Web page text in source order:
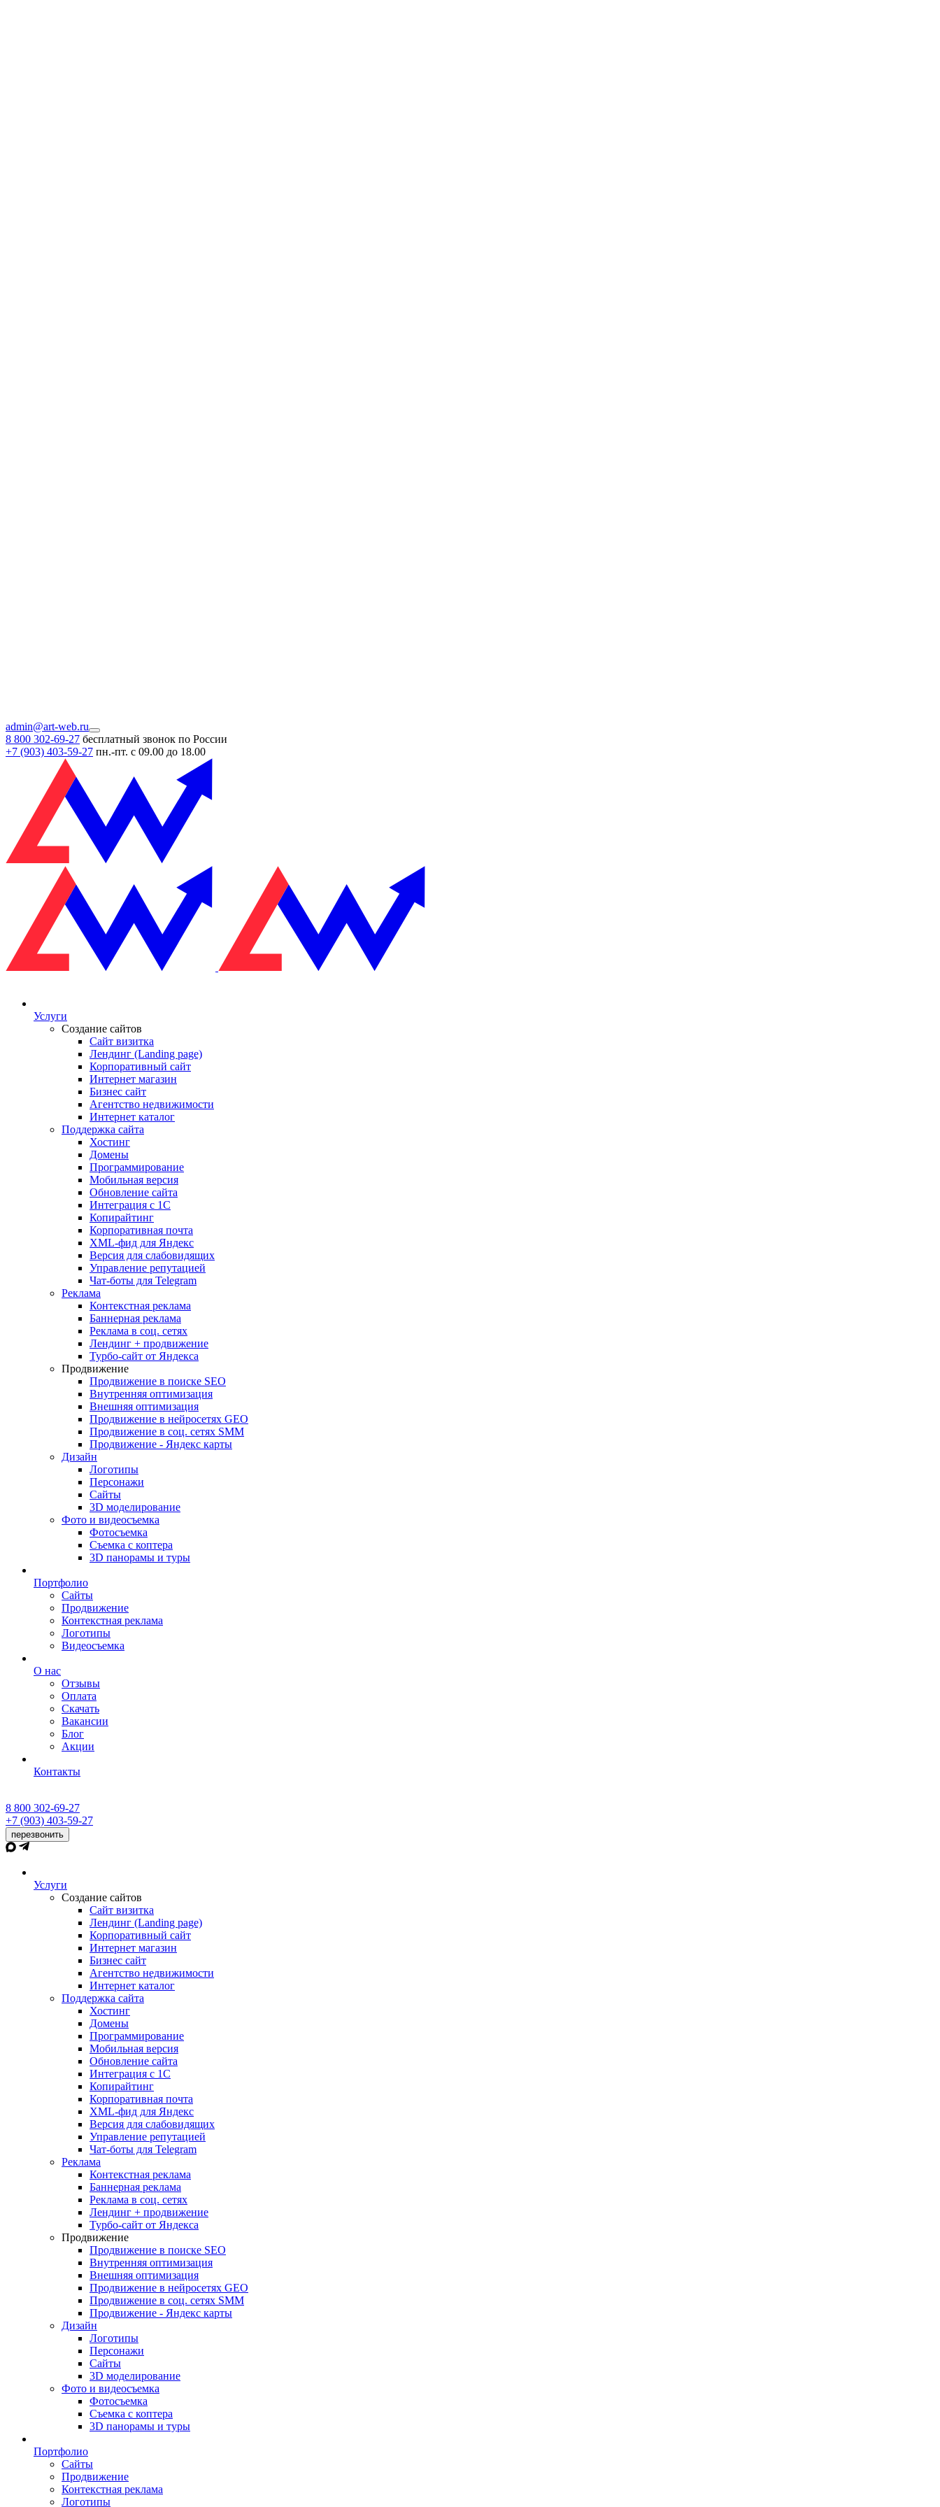
admin@art-web.ru
8 800 302-69-27 бесплатный звонок по России
+7 (903) 403-59-27 пн.-пт. с 09.00 до 18.00
Услуги
Создание сайтов
Сайт визитка
Лендинг (Landing page)
Корпоративный сайт
Интернет магазин
Бизнес сайт
Агентство недвижимости
Интернет каталог
Поддержка сайта
Хостинг
Домены
Программирование
Мобильная версия
Обновление сайта
Интеграция с 1С
Копирайтинг
Корпоративная почта
XML-фид для Яндекс
Версия для слабовидящих
Управление репутацией
Чат-боты для Telegram
Реклама
Контекстная реклама
Баннерная реклама
Реклама в соц. сетях
Лендинг + продвижение
Турбо-сайт от Яндекса
Продвижение
Продвижение в поиске SEO
Внутренняя оптимизация
Внешняя оптимизация
Продвижение в нейросетях GEO
Продвижение в соц. сетях SMM
Продвижение - Яндекс карты
Дизайн
Логотипы
Персонажи
Сайты
3D моделирование
Фото и видеосъемка
Фотосъемка
Съемка с коптера
3D панорамы и туры
Портфолио
Сайты
Продвижение
Контекстная реклама
Логотипы
Видеосъемка
О нас
Отзывы
Оплата
Скачать
Вакансии
Блог
Акции
Контакты
8 800 302-69-27
+7 (903) 403-59-27
перезвонить
Услуги
Создание сайтов
Сайт визитка
Лендинг (Landing page)
Корпоративный сайт
Интернет магазин
Бизнес сайт
Агентство недвижимости
Интернет каталог
Поддержка сайта
Хостинг
Домены
Программирование
Мобильная версия
Обновление сайта
Интеграция с 1С
Копирайтинг
Корпоративная почта
XML-фид для Яндекс
Версия для слабовидящих
Управление репутацией
Чат-боты для Telegram
Реклама
Контекстная реклама
Баннерная реклама
Реклама в соц. сетях
Лендинг + продвижение
Турбо-сайт от Яндекса
Продвижение
Продвижение в поиске SEO
Внутренняя оптимизация
Внешняя оптимизация
Продвижение в нейросетях GEO
Продвижение в соц. сетях SMM
Продвижение - Яндекс карты
Дизайн
Логотипы
Персонажи
Сайты
3D моделирование
Фото и видеосъемка
Фотосъемка
Съемка с коптера
3D панорамы и туры
Портфолио
Сайты
Продвижение
Контекстная реклама
Логотипы